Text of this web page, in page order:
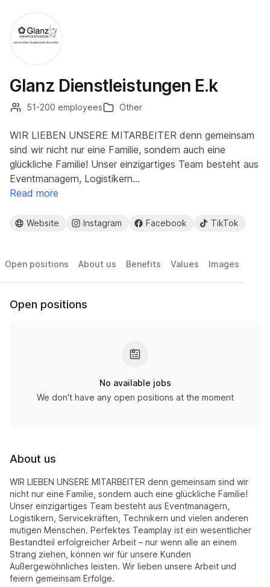
Glanz Dienstleistungen E.k
51-200 employees Other
WIR LIEBEN UNSERE MITARBEITER denn gemeinsam
sind wir nicht nur eine Familie, sondern auch eine
glückliche Familie! Unser einzigartiges Team besteht aus
Eventmanagern, Logistikern…
Read more
Website Instagram Facebook TikTok
Open positions About us Benefits Values Images
Open positions
No available jobs
We don't have any open positions at the moment
About us
WIR LIEBEN UNSERE MITARBEITER denn gemeinsam sind wir
nicht nur eine Familie, sondern auch eine glückliche Familie!
Unser einzigartiges Team besteht aus Eventmanagern,
Logistikern, Servicekräften, Technikern und vielen anderen
mutigen Menschen. Perfektes Teamplay ist ein wesentlicher
Bestandteil erfolgreicher Arbeit – nur wenn alle an einem
Strang ziehen, können wir für unsere Kunden
Außergewöhnliches leisten. Wir lieben unsere Arbeit und
feiern gemeinsam Erfolge.